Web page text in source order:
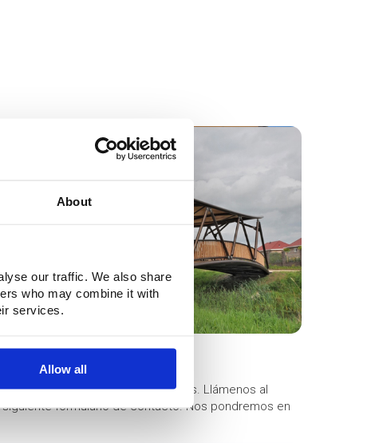
About
our traffic. We also share
who may combine it with
services.
Allow all
ponerse en contacto con nosotros. Llámenos al
formulario de contacto. Nos pondremos en